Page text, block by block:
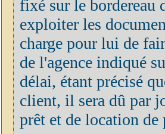
fixé sur le
exploiter les
charge pour lui de
de l'agence indiqué
délai, étant précisé
client, il sera dû par
prêt et de location de